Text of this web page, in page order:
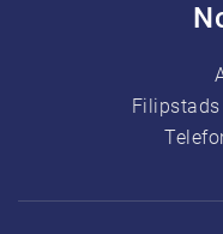
Filipstads